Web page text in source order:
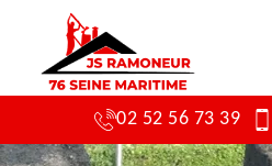
02 52 56 73 39